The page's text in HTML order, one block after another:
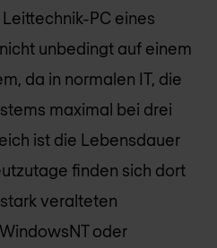
PC eines
unbedingt auf einem
da in normalen IT, die
maximal bei drei
ist die Lebensdauer
finden sich dort
veralteten
oder